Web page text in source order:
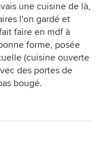
une cuisine de là,
l'on gardé et
faire en mdf à
forme, posée
(cuisine ouverte
des portes de
bougé.